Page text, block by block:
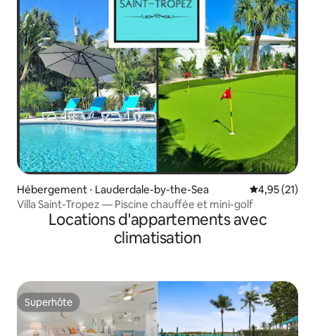
Hébergement ⋅ Lauderdale-by-the-Sea Évaluation
4,95 (21)
Villa Saint-Tropez — Piscine chauffée et mini-golf
Locations d'appartements avec
climatisation
Superhôte
Superhôte